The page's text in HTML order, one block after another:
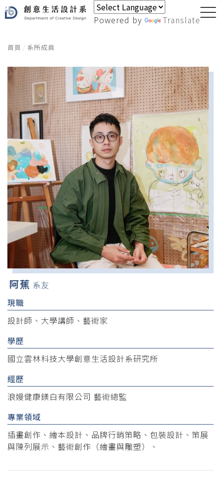
Powered by Translate
首頁 系所成員
阿蕉 系友
現職
設計師、大學講師、藝術家
學歷
國立雲林科技大學創意生活設計系研究所
經歷
浪嫚健康鎂白有限公司 藝術總監
專業領域
插畫創作、繪本設計、品牌行銷策略、包裝設計、策展
與陳列展示、藝術創作（繪畫與雕塑）、